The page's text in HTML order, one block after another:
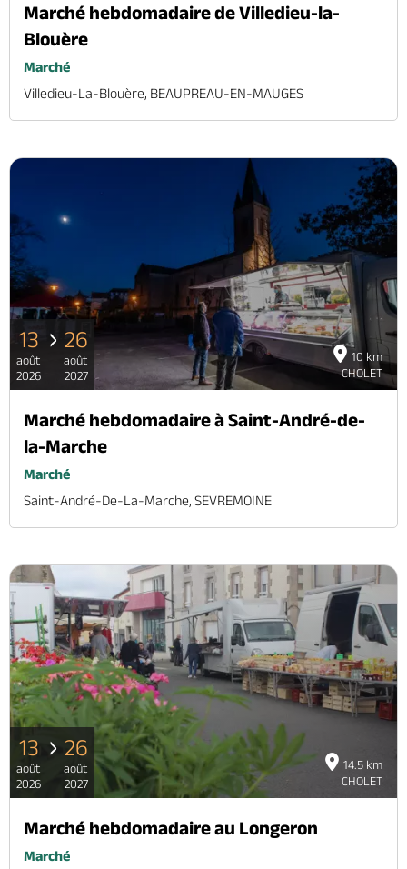
Marché hebdomadaire de Villedieu-la-
Blouère
Marché
Villedieu-La-Blouère, BEAUPREAU-EN-MAUGES
10 km
CHOLET
13
août
2026
26
août
2027
Marché hebdomadaire à Saint-André-de-
la-Marche
Marché
Saint-André-De-La-Marche, SEVREMOINE
14.5 km
CHOLET
13
août
2026
26
août
2027
Marché hebdomadaire au Longeron
Marché